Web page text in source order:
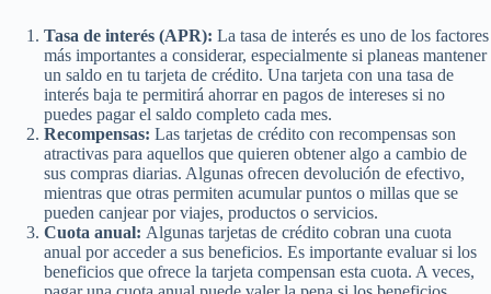
Tasa de interés (APR): La tasa de interés es uno de los factores
más importantes a considerar, especialmente si planeas mantener
un saldo en tu tarjeta de crédito. Una tarjeta con una tasa de
interés baja te permitirá ahorrar en pagos de intereses si no
puedes pagar el saldo completo cada mes.
Recompensas: Las tarjetas de crédito con recompensas son
atractivas para aquellos que quieren obtener algo a cambio de
sus compras diarias. Algunas ofrecen devolución de efectivo,
mientras que otras permiten acumular puntos o millas que se
pueden canjear por viajes, productos o servicios.
Cuota anual: Algunas tarjetas de crédito cobran una cuota
anual por acceder a sus beneficios. Es importante evaluar si los
beneficios que ofrece la tarjeta compensan esta cuota. A veces,